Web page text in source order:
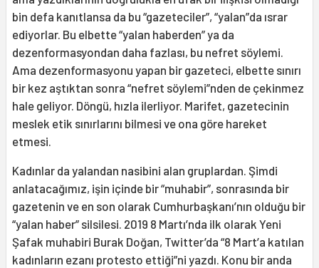
bin defa kanıtlansa da bu “gazeteciler”, “yalan”da ısrar
ediyorlar. Bu elbette “yalan haberden” ya da
dezenformasyondan daha fazlası, bu nefret söylemi.
Ama dezenformasyonu yapan bir gazeteci, elbette sınırı
bir kez aştıktan sonra “nefret söylemi”nden de çekinmez
hale geliyor. Döngü, hızla ilerliyor. Marifet, gazetecinin
meslek etik sınırlarını bilmesi ve ona göre hareket
etmesi.
Kadınlar da yalandan nasibini alan gruplardan. Şimdi
anlatacağımız, işin içinde bir “muhabir”, sonrasında bir
gazetenin ve en son olarak Cumhurbaşkanı’nın olduğu bir
“yalan haber” silsilesi. 2019 8 Martı’nda ilk olarak Yeni
Şafak muhabiri Burak Doğan, Twitter’da “8 Mart’a katılan
kadınların ezanı protesto ettiği”ni yazdı. Konu bir anda